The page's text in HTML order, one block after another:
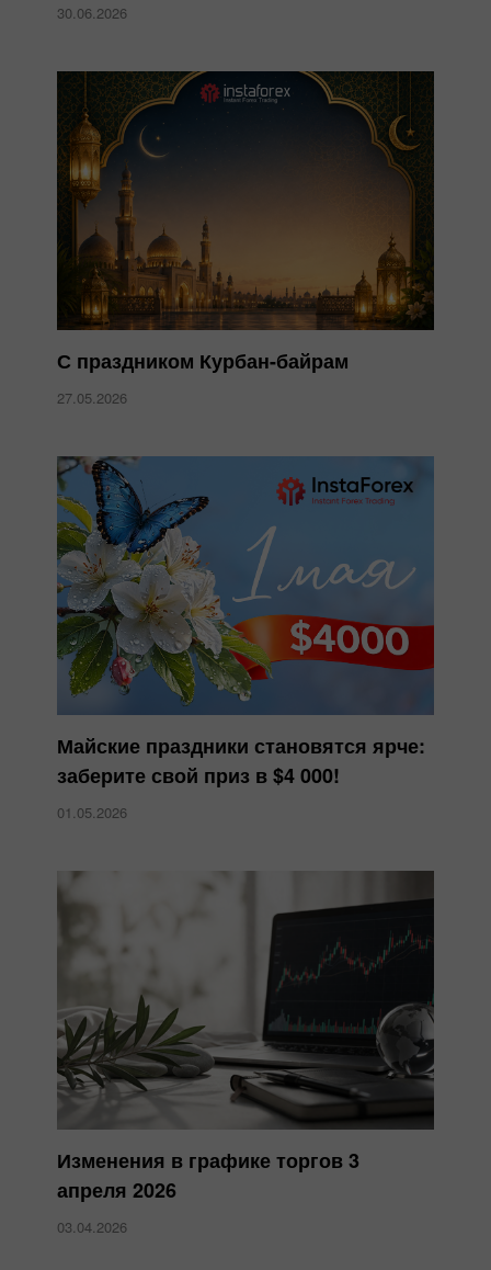
30.06.2026
С праздником Курбан-байрам
27.05.2026
Майские праздники становятся ярче:
заберите свой приз в $4 000!
01.05.2026
Изменения в графике торгов 3
апреля 2026
03.04.2026